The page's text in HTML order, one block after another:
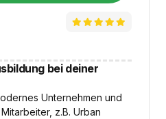
bei deiner
Unternehmen und
z.B. Urban